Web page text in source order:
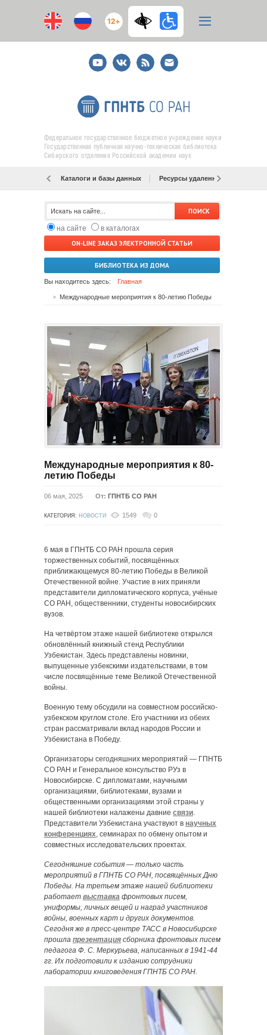
12+
YoutubeВКонтакте
RSS
E-
mail
подписка
Федеральное государственное бюджетное учреждение науки
Государственная публичная научно-техническая библиотека
Сибирского отделения Российской академии наук
Каталоги и базы данных Ресурсы удаленного доступа
на сайте
в каталогах
ON-LINE ЗАКАЗ ЭЛЕКТРОННОЙ СТАТЬИ
БИБЛИОТЕКА ИЗ ДОМА
Вы находитесь здесь: Главная
Международные мероприятия к 80-летию Победы
Международные мероприятия к 80-
летию Победы
06 мая, 2025 От: ГПНТБ СО РАН
КАТЕГОРИЯ: НОВОСТИ 1549 0
6 мая в ГПНТБ СО РАН прошла серия
торжественных событий, посвящённых
приближающемуся 80-летию Победы в Великой
Отечественной войне. Участие в них приняли
представители дипломатического корпуса, учёные
СО РАН, общественники, студенты новосибирских
вузов.
На четвёртом этаже нашей библиотеке открылся
обновлённый книжный стенд Республики
Узбекистан. Здесь представлены новинки,
выпущенные узбекскими издательствами, в том
числе посвящённые теме Великой Отечественной
войны.
Военную тему обсудили на совместном российско-
узбекском круглом столе. Его участники из обеих
стран рассматривали вклад народов России и
Узбекистана в Победу.
Организаторы сегодняшних мероприятий — ГПНТБ
СО РАН и Генеральное консульство РУз в
Новосибирске. С дипломатами, научными
организациями, библиотеками, вузами и
общественными организациями этой страны у
нашей библиотеки налажены давние связи.
Представители Узбекистана участвуют в научных
конференциях, семинарах по обмену опытом и
совместных исследовательских проектах.
Сегодняшние события — только часть
мероприятий в ГПНТБ СО РАН, посвящённых Дню
Победы. На третьем этаже нашей библиотеки
работает выставка фронтовых писем,
униформы, личных вещей и наград участников
войны, военных карт и других документов.
Сегодня же в пресс-центре ТАСС в Новосибирске
прошла презентация сборника фронтовых писем
педагога Ф. С. Меркурьева, написанных в 1941-44
гг. Их подготовили к изданию сотрудники
лаборатории книговедения ГПНТБ СО РАН.